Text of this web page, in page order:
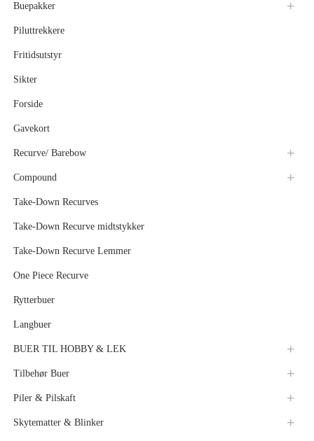
Buepakker
Piluttrekkere
Fritidsutstyr
Sikter
Forside
Gavekort
Recurve/ Barebow
Compound
Take-Down Recurves
Take-Down Recurve midtstykker
Take-Down Recurve Lemmer
One Piece Recurve
Rytterbuer
Langbuer
BUER TIL HOBBY & LEK
Tilbehør Buer
Piler & Pilskaft
Skytematter & Blinker